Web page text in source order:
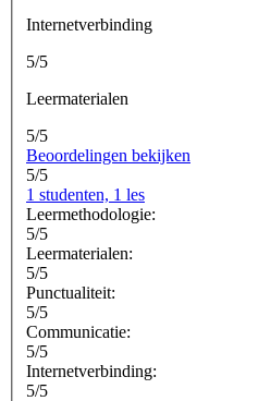
Internetverbinding
5/5
Leermaterialen
5/5
Beoordelingen bekijken
5/5
1 studenten, 1 les
Leermethodologie:
5/5
Leermaterialen:
5/5
Punctualiteit:
5/5
Communicatie:
5/5
Internetverbinding:
5/5